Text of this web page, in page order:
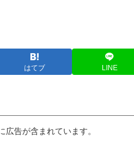
はてブ LINE
広告が含まれています。